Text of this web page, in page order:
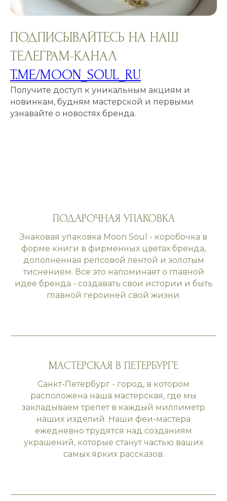
ПОДПИСЫВАЙТЕСЬ НА НАШ
ТЕЛЕГРАМ-КАНАЛ
T.ME/MOON_SOUL_RU
Получите доступ к уникальным акциям и
новинкам, будням мастерской и первыми
узнавайте о новостях бренда.
ПОДАРОЧНАЯ УПАКОВКА
Знаковая упаковка Moon Soul - коробочка в
форме книги в фирменных цветах бренда,
дополненная репсовой лентой и золотым
тиснением. Все это напоминает о главной
идее бренда - создавать свои истории и быть
главной героиней свой жизни.
МАСТЕРСКАЯ В ПЕТЕРБУРГЕ
Санкт-Петербург - город, в котором
расположена наша мастерская, где мы
закладываем трепет в каждый миллиметр
наших изделий. Наши феи-мастера
ежедневно трудятся над созданиям
украшений, которые станут частью ваших
самых ярких рассказов.